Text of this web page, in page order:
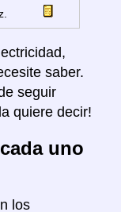
saber.
seguir
quiere decir!
uno
los